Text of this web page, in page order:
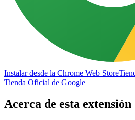
Instalar desde la Chrome Web Store
Tienda Oficial de Google
Acerca de esta extensión